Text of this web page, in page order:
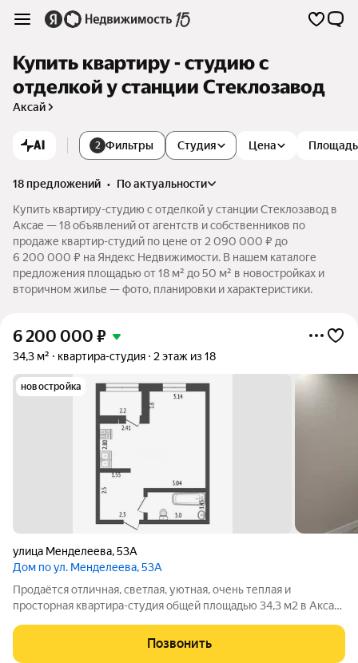
Купить квартиру - студию с
отделкой у станции Стеклозавод
Аксай
AI 2 Фильтры Студия Цена Площадь
18 предложений •
по актуальности
Купить квартиру-студию с отделкой у станции Стеклозавод в
Аксае — 18 объявлений от агентств и собственников по
продаже квартир-студий по цене от 2 090 000 ₽ до
6 200 000 ₽ на Яндекс Недвижимости. В нашем каталоге
предложения площадью от 18 м² до 50 м² в новостройках и
вторичном жилье — фото, планировки и характеристики.
6 200 000 ₽
34,3 м² квартира-студия 2 этаж из 18
новостройка
улица Менделеева,53А
Дом по ул. Менделеева, 53А
Продаётся отличная, светлая, уютная, очень теплая и
просторная квартира-студия общей площадью 34,3 м2 в Аксае
дома. Дом расположен во внутреннем дворе, тихое и уютное
место. У дома отличная
Позвонить